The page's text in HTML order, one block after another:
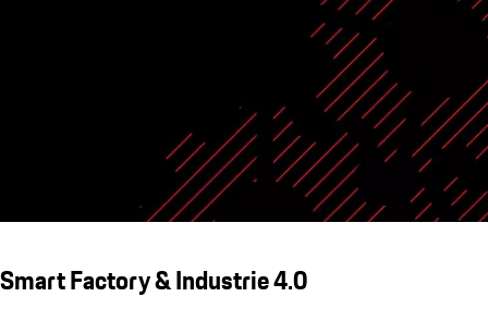
Smart Factory & Industrie 4.0